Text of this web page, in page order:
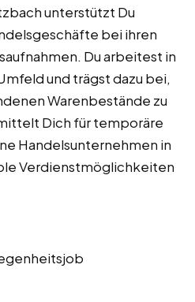
unterstützt Du
bei ihren
Du arbeitest in
und trägst dazu bei,
Warenbestände zu
Dich für temporäre
Handelsunternehmen in
Verdienstmöglichkeiten